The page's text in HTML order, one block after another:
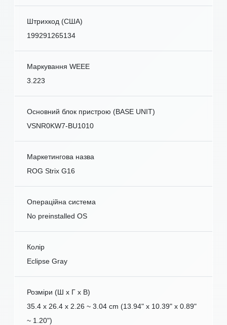
Штрихкод (США)
199291265134
Маркування WEEE
3.223
Основний блок пристрою (BASE UNIT)
VSNR0KW7-BU1010
Маркетингова назва
ROG Strix G16
Операційна система
No preinstalled OS
Колір
Eclipse Gray
Розміри (Ш x Г x В)
35.4 x 26.4 x 2.26 ~ 3.04 cm (13.94" x 10.39" x 0.89"
~ 1.20")